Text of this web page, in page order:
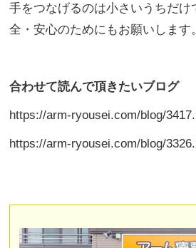
手をつなげるのは小さいうちだけ
全・安心のためにもお願いします。
合わせて読んで頂きたいブログ
https://arm-ryousei.com/blog/
https://arm-ryousei.com/blog/